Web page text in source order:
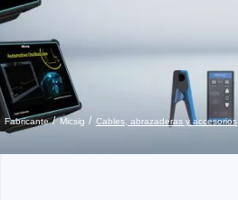
Fabricante Micsig Cables, abrazaderas y accesorios